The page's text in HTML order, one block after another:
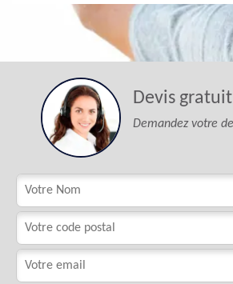
Devis gratuit
Demandez votre